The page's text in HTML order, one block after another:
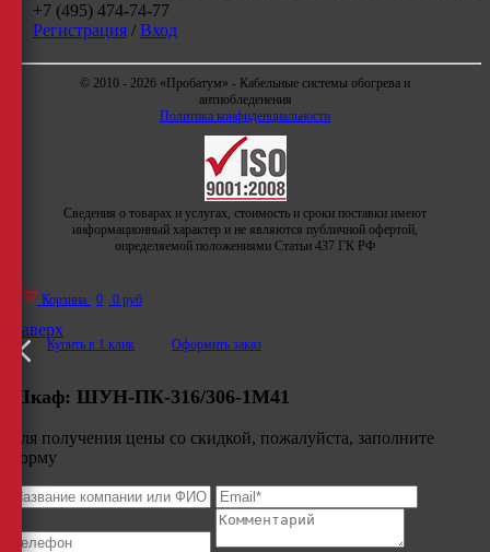
+7 (495) 474-74-77
Регистрация/ Вход
© 2010 - 2026 «Пробатум» - Кабельные системы обогрева и
антиобледенения
Политика конфиденциальности
Сведения о товарах и услугах, стоимость и сроки поставки имеют
информационный характер и не являются публичной офертой,
определяемой положениями Статьи 437 ГК РФ
Корзина 0 0 руб
Купить в 1 клик Оформить заказ
Наверх
Шкаф: ШУН-ПК-316/306-1М41
Для получения цены со скидкой, пожалуйста, заполните
форму